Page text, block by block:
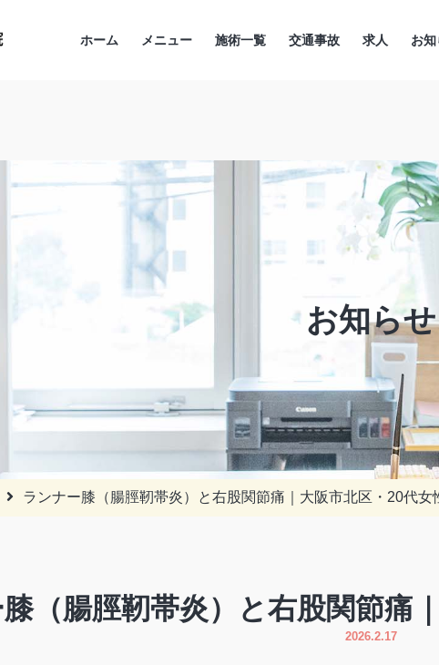
ホーム メニュー 施術一覧 交通事故 求人 お
お知らせ
ランナー膝（腸脛靭帯炎）と右股関節痛｜大阪市北区・20代女
（腸脛靭帯炎）と右股関節痛
2026.2.17